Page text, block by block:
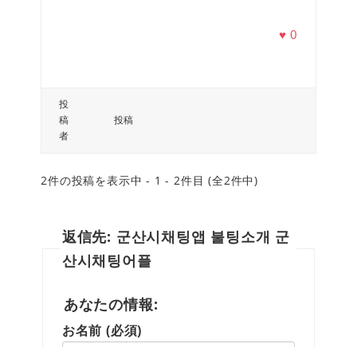
♥0
投
稿
者
投稿
2件の投稿を表示中 - 1 - 2件目 (全2件中)
返信先: 군산시채팅앱 불팅소개 군
산시채팅어플
あなたの情報:
お名前 (必須)